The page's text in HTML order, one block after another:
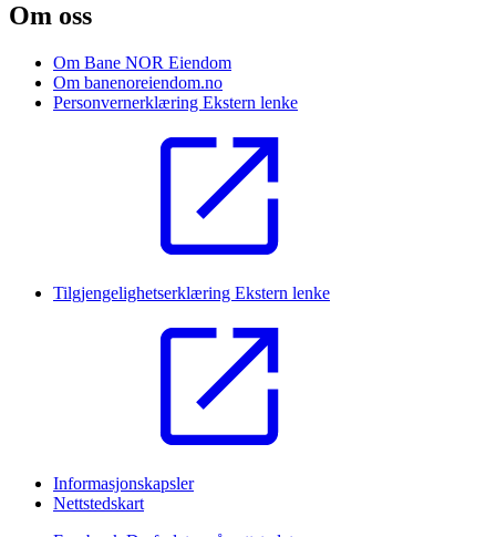
Om oss
Om Bane NOR Eiendom
Om banenoreiendom.no
Personvernerklæring Ekstern lenke
Tilgjengelighetserklæring Ekstern lenke
Informasjonskapsler
Nettstedskart